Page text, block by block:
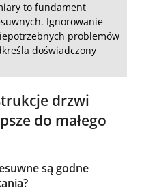
to fundament
Ignorowanie
problemów
doświadczony
drzwi
do małego
są godne